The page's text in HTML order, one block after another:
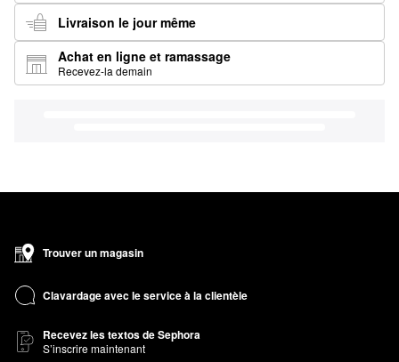
Livraison le jour même
Achat en ligne et ramassage
Recevez-la demain
Trouver un magasin
Clavardage avec le service à la clientèle
Recevez les textos de Sephora
S’inscrire maintenant